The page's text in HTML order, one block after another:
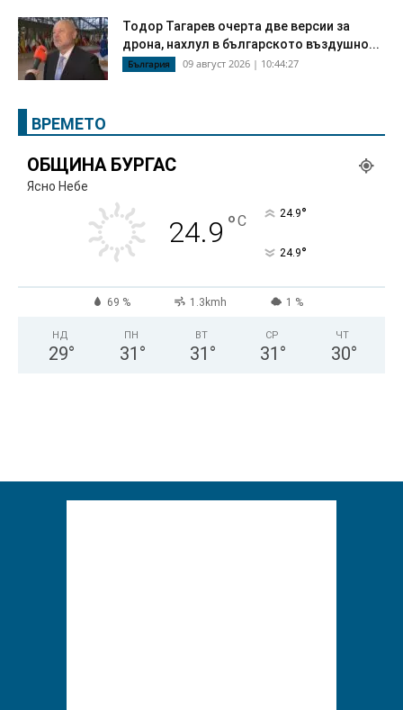
Тодор Тагарев очерта две версии за
дрона, нахлул в българското въздушно...
България 09 август 2026 | 10:44:27
ВРЕМЕТО
ОБЩИНА БУРГАС
Ясно Небе
24.9 °C 24.9°
24.9°
69 % 1.3kmh 1 %
НД
29°
ПН
31 °
ВТ
31 °
СР
31 °
ЧТ
30°